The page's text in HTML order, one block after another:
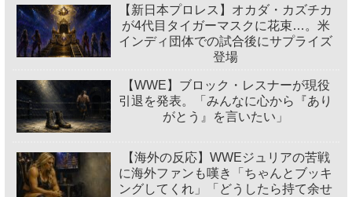
【新日本プロレス】オカダ・カズチカ
が4代目タイガーマスクに花束…。米
インディ団体での試合後にサプライズ
登場
【WWE】ブロック・レスナーが現役
引退を発表。「みんなに心から『あり
がとう』を言いたい」
【海外の反応】WWEジュリアの苦戦
に海外ファンも嘆き「ちゃんとブッキ
ングしてくれ」「どうしたら持て余せ